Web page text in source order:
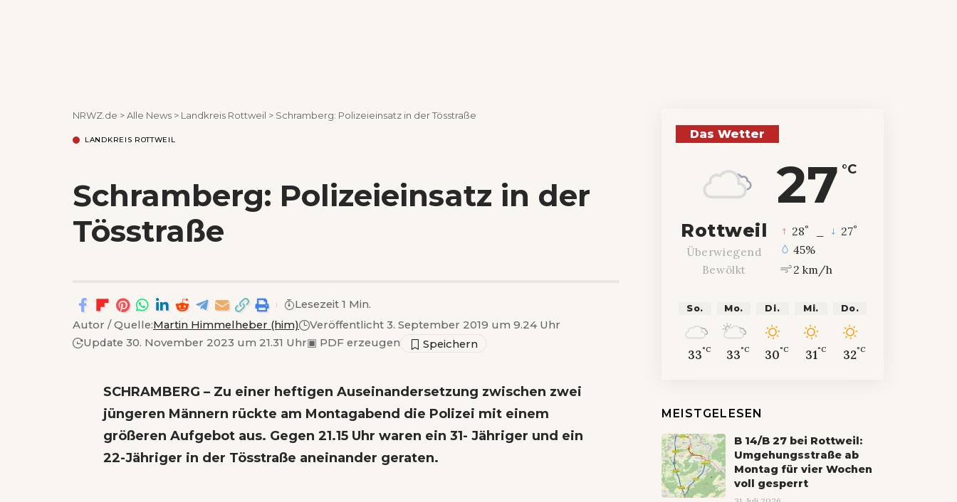
NRWZ.de >Alle News > Landkreis Rottweil > Schramberg: Polizeieinsatz in der Tösstraße
LANDKREIS ROTTWEIL
Schramberg: Polizeieinsatz in der
Tösstraße
Autor / Quelle:Martin Himmelheber (him)
Veröffentlicht 3. September 2019 um 9.24 Uhr
Update 30. November 2023 um 21.31 Uhr▣ PDF erzeugen
Lesezeit 1 Min.
SCHRAMBERG – Zu einer heftigen Auseinandersetzung zwischen zwei
jüngeren Männern rückte am Montagabend die Polizei mit einem
größeren Aufgebot aus. Gegen 21.15 Uhr waren ein 31- Jähriger und ein
22-Jähriger in der Tösstraße aneinander geraten.
Das Wetter
27 °C
Rottweil
Überwiegend
Bewölkt
28° 27°
45%
2 km/h
So.
33°C
Mo.
33°C
Di.
30°C
Mi.
31°C
Do.
32°C
MEISTGELESEN
B 14/B 27 bei Rottweil:
Umgehungsstraße ab
Montag für vier Wochen
voll gesperrt